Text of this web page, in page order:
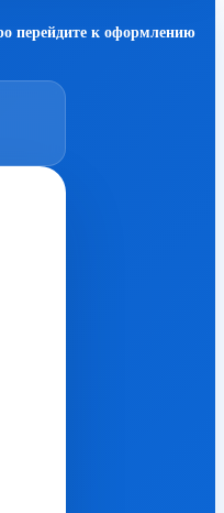
перейдите к оформлению